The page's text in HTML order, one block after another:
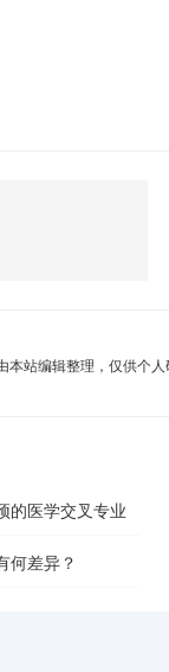
站编辑整理，仅供个
的医学交叉专业
何差异？